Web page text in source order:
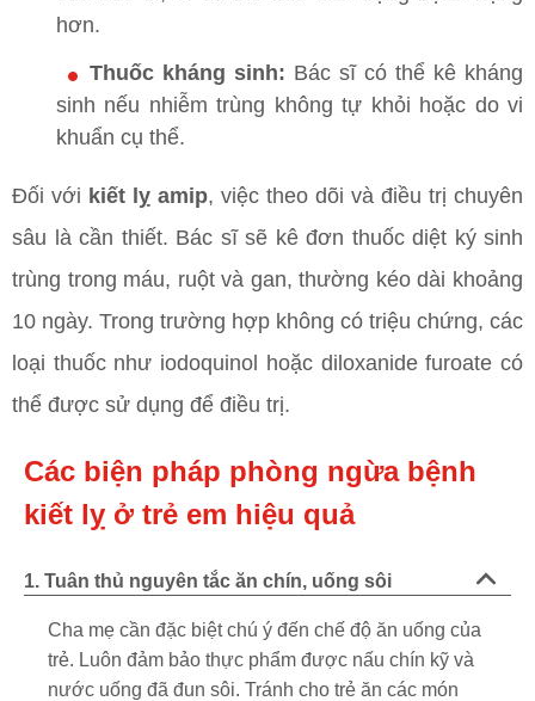
hơn.
Thuốc kháng sinh: Bác sĩ có thể kê kháng
sinh nếu nhiễm trùng không tự khỏi hoặc do vi
khuẩn cụ thể.
Đối với kiết lỵ amip, việc theo dõi và điều trị chuyên
sâu là cần thiết. Bác sĩ sẽ kê đơn thuốc diệt ký sinh
trùng trong máu, ruột và gan, thường kéo dài khoảng
10 ngày. Trong trường hợp không có triệu chứng, các
loại thuốc như iodoquinol hoặc diloxanide furoate có
thể được sử dụng để điều trị.
Các biện pháp phòng ngừa bệnh
kiết lỵ ở trẻ em hiệu quả
1. Tuân thủ nguyên tắc ăn chín, uống sôi
Cha mẹ cần đặc biệt chú ý đến chế độ ăn uống của
trẻ. Luôn đảm bảo thực phẩm được nấu chín kỹ và
nước uống đã đun sôi. Tránh cho trẻ ăn các món